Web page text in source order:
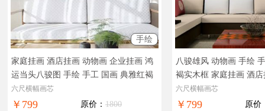
手绘
家庭挂画 酒店挂画 动物画 企业挂画 鸿
运当头八骏图 手绘 手工 国画 典雅红褐
实木框 实物拍摄，现货图片，在线支
付，全国免邮
六尺横幅画芯
￥799 原价： 1800
八骏雄风 动物画 手绘
褐实木框 家庭挂画 酒
实物拍摄，现货图片，
免邮
六尺横幅画芯
￥799 原价